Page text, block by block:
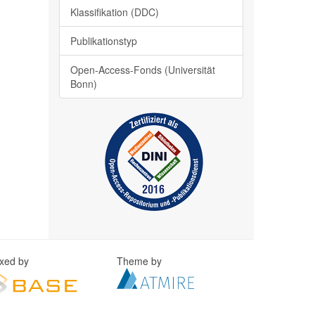
Klassifikation (DDC)
Publikationstyp
Open-Access-Fonds (Universität
Bonn)
by Theme by